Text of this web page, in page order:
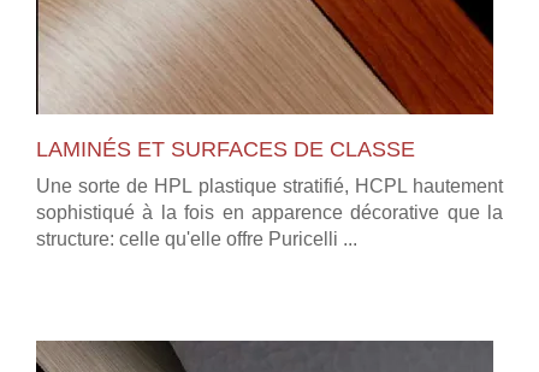
LAMINÉS ET SURFACES DE CLASSE
Une sorte de HPL plastique stratifié, HCPL hautement
sophistiqué à la fois en apparence décorative que la
structure: celle qu'elle offre Puricelli ...